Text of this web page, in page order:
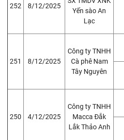
252 8/12/2025
Yến sào An
Lạc
251 8/12/2025
Công ty TNHH
Cà phê Nam
Tây Nguyên
250 4/12/2025
Công ty TNHH
Macca Đắk
Lắk Thảo Anh